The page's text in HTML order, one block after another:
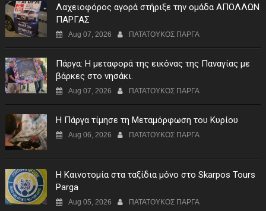
Λαχειοφόρος αγορά στήριξε την ομάδα ΑΠΟΛΛΩΝ
ΠΑΡΓΑΣ
Aug 07, 2026 ΠΑΤΑΤΟΥΚΟΣ ΠΑΡΓΑ
Πάργα: Η μεταφορά της εικόνας της Παναγίας με
βάρκες στο νησάκι.
Aug 07, 2026 ΠΑΤΑΤΟΥΚΟΣ ΠΑΡΓΑ
Η Πάργα τίμησε τη Μεταμόρφωση του Κυρίου
Aug 06, 2026 ΠΑΤΑΤΟΥΚΟΣ ΠΑΡΓΑ
Η Καινοτομία στα ταξίδια μόνο στο Skarpos Tours
Parga
Aug 05, 2026 ΠΑΤΑΤΟΥΚΟΣ ΠΑΡΓΑ